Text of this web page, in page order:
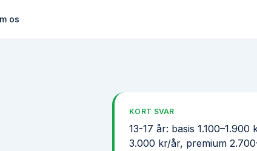
os
KORT SVAR
13-17 år: basis 1.100–1.900
3.000 kr/år, premium